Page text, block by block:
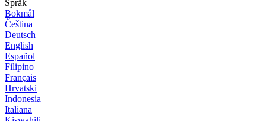
Språk
Bokmål
Čeština
Deutsch
English
Español
Filipino
Français
Hrvatski
Indonesia
Italiana